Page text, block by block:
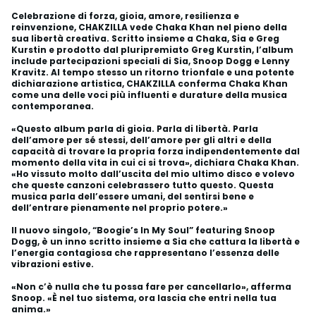
Celebrazione di forza, gioia, amore, resilienza e
reinvenzione, CHAKZILLA vede Chaka Khan nel pieno della
sua libertà creativa. Scritto insieme a Chaka, Sia e Greg
Kurstin e prodotto dal pluripremiato Greg Kurstin, l’album
include partecipazioni speciali di Sia, Snoop Dogg e Lenny
Kravitz. Al tempo stesso un ritorno trionfale e una potente
dichiarazione artistica, CHAKZILLA conferma Chaka Khan
come una delle voci più influenti e durature della musica
contemporanea.
«Questo album parla di gioia. Parla di libertà. Parla
dell’amore per sé stessi, dell’amore per gli altri e della
capacità di trovare la propria forza indipendentemente dal
momento della vita in cui ci si trova», dichiara Chaka Khan.
«Ho vissuto molto dall’uscita del mio ultimo disco e volevo
che queste canzoni celebrassero tutto questo. Questa
musica parla dell’essere umani, del sentirsi bene e
dell’entrare pienamente nel proprio potere.»
Il nuovo singolo, “Boogie’s In My Soul” featuring Snoop
Dogg, è un inno scritto insieme a Sia che cattura la libertà e
l’energia contagiosa che rappresentano l’essenza delle
vibrazioni estive.
«Non c’è nulla che tu possa fare per cancellarlo», afferma
Snoop. «È nel tuo sistema, ora lascia che entri nella tua
anima.»